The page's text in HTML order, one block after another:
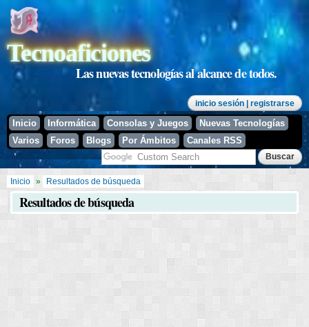
contenido
principal
Tecnoaficiones
Las nuevas tecnologías al alcance de todos.
inicio sesión | registrarse
Inicio Informática Consolas y Juegos
Nuevas Tecnologías
Varios
Foros Blogs Por Ámbitos Canales RSS
Se encuentra usted aquí
Inicio » Resultados de búsqueda
Resultados de búsqueda